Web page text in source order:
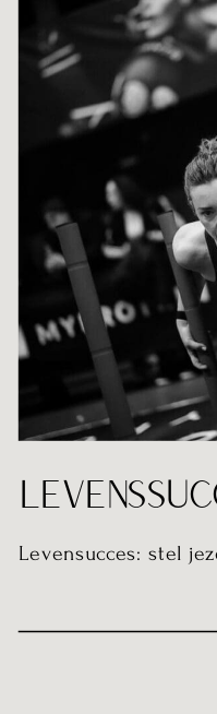
Levensucces: stel